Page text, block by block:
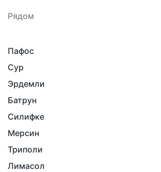
Рядом
Пафос
Сур
Эрдемли
Батрун
Силифке
Мерсин
Триполи
Лимасол